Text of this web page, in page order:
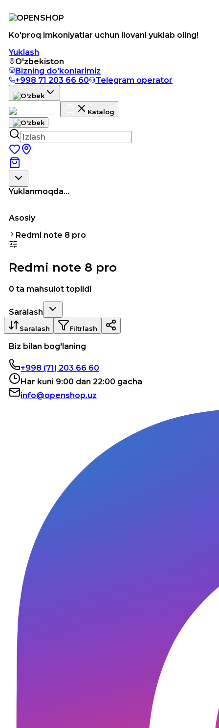
Ko'proq imkoniyatlar uchun ilovani yuklab oling!
Yuklash
O'zbekiston
Bizning do'konlarimiz
+998 71 203 66 60
Telegram operator
Katalog
Yuklanmoqda...
Asosiy
Redmi note 8 pro
Redmi note 8 pro
0 ta mahsulot topildi
Saralash
Saralash Filtrlash
Biz bilan bog'laning
+998 (71) 203 66 60
Har kuni 9:00 dan 22:00 gacha
info@openshop.uz